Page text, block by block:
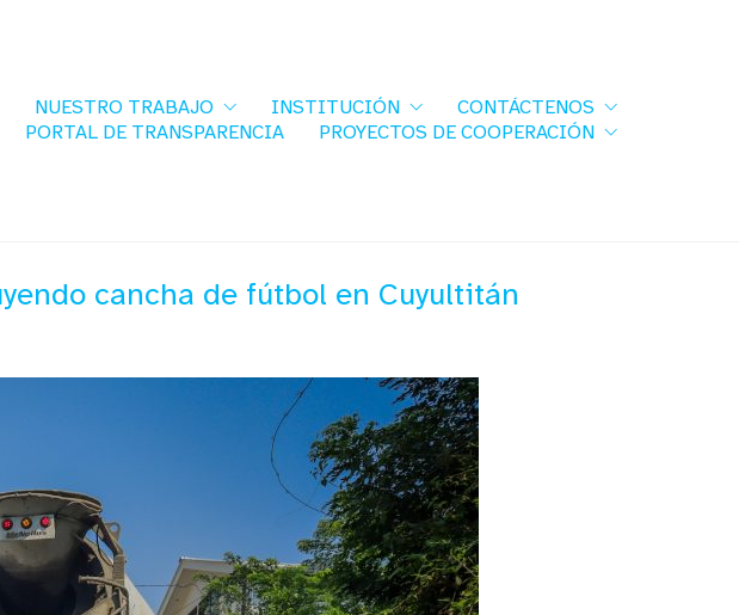
NUESTRO TRABAJO INSTITUCIÓN
CONTÁCTENOS
PORTAL DE TRANSPARENCIA
PROYECTOS DE COOPERACIÓN
cancha de fútbol en Cuyultitán